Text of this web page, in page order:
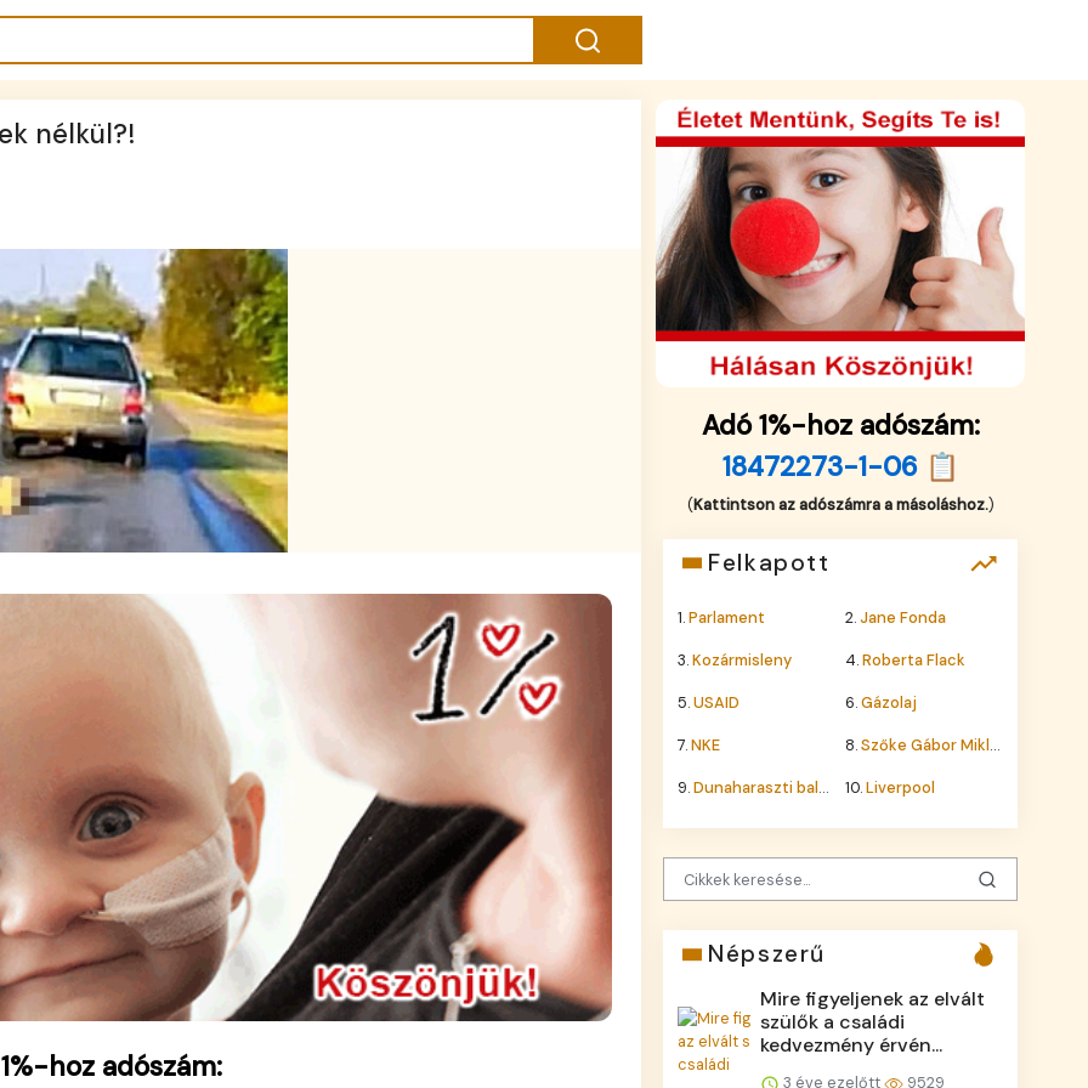
nélkül?!
hoz adószám:
Adó 1%-hoz adószám:
18472273-1-06 📋
(Kattintson az adószámra a másoláshoz.)
Felkapott
1.Parlament 2.Jane Fonda
3.Kozármisleny 4.Roberta Flack
5.USAID 6.Gázolaj
7.NKE 8.Szőke Gábor Miklós
9.Dunaharaszti baleset 10.Liverpool
Népszerű
Mire figyeljenek az elvált
szülők a családi
kedvezmény érvén...
3 éve ezelőtt 9529